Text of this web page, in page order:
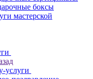
боксы
мастерской
услуги